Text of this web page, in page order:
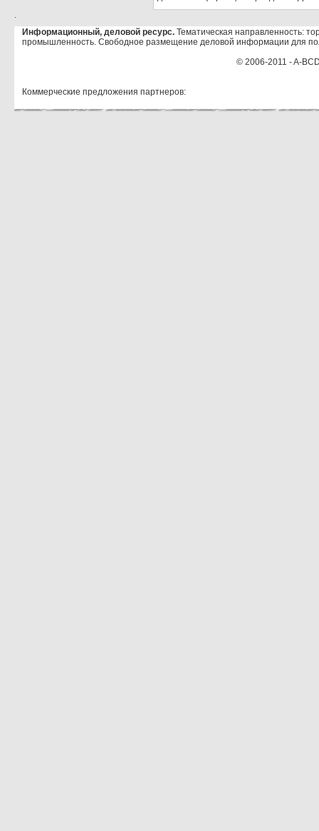
.
Информационный, деловой ресурс. Тематическая направленность:
промышленность. Свободное размещение деловой информации для
© 2006-2011 - A-
Коммерческие предложения партнеров: